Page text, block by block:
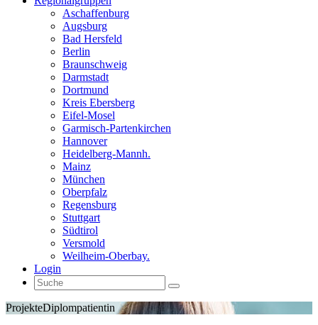
Aschaffenburg
Augsburg
Bad Hersfeld
Berlin
Braunschweig
Darmstadt
Dortmund
Kreis Ebersberg
Eifel-Mosel
Garmisch-Partenkirchen
Hannover
Heidelberg-Mannh.
Mainz
München
Oberpfalz
Regensburg
Stuttgart
Südtirol
Versmold
Weilheim-Oberbay.
Login
ProjekteDiplompatientin